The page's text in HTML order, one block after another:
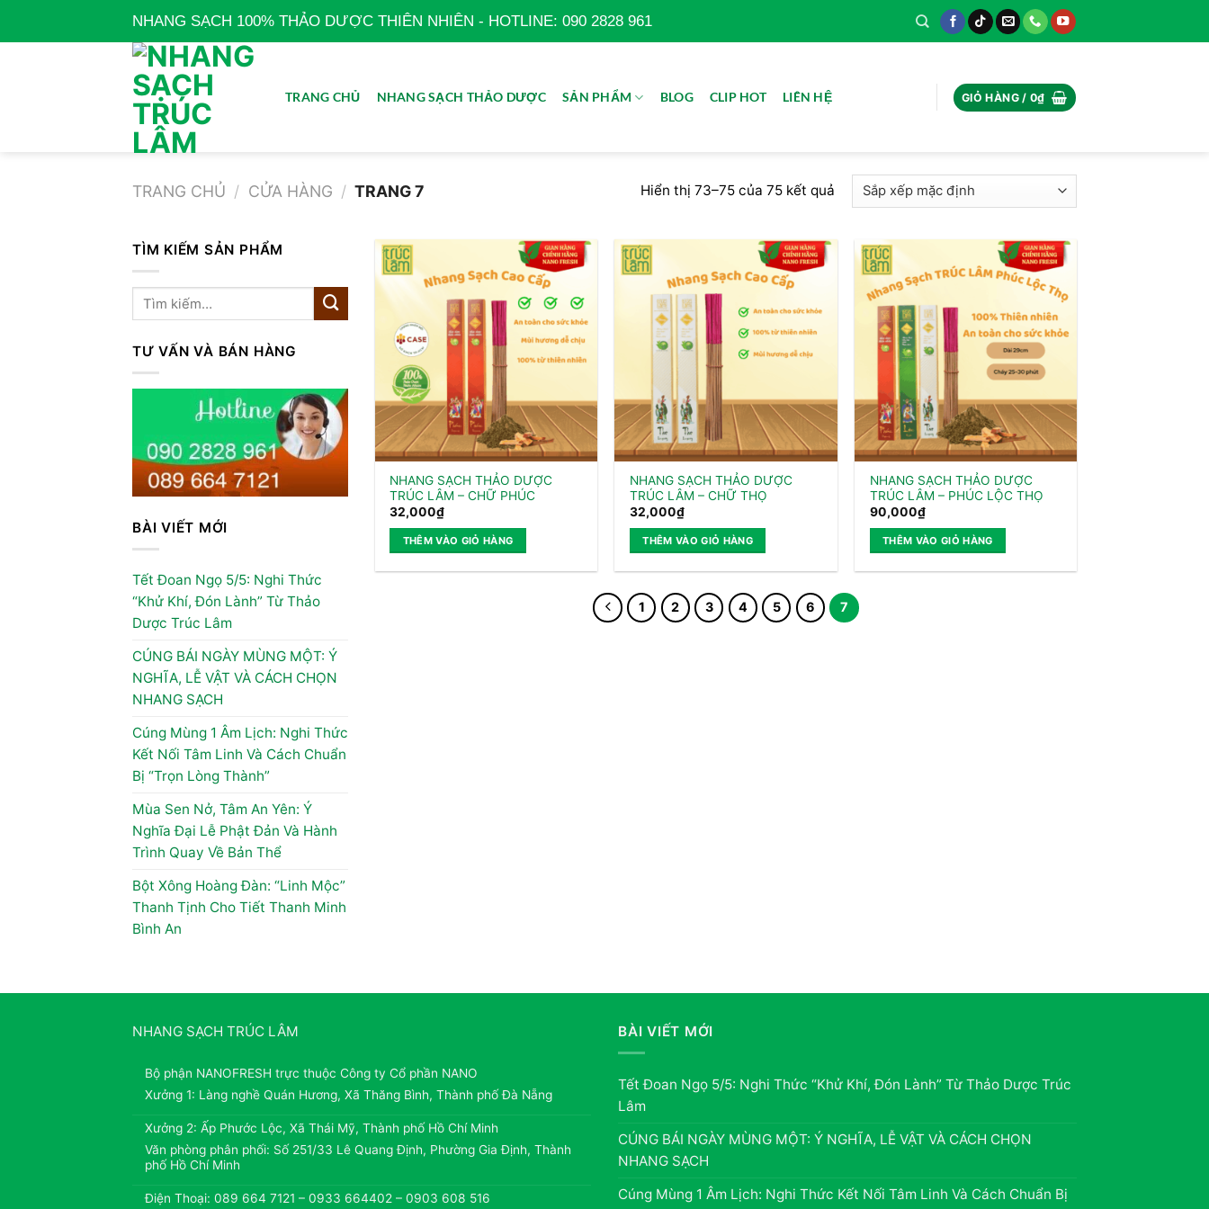
NHANG SẠCH 100% THẢO DƯỢC THIÊN NHIÊN - HOTLINE: 090 2828 961
TRANG CHỦ NHANG SẠCH THẢO DƯỢC SẢN PHẨM BLOG CLIP HOT LIÊN HỆ GIỎ HÀNG /0₫
TRANG CHỦ / CỬA HÀNG / TRANG 7 Hiển thị 73–75 của 75 kết quả
TÌM KIẾM SẢN PHẨM
TƯ VẤN VÀ BÁN HÀNG
BÀI VIẾT MỚI
Tết Đoan Ngọ 5/5: Nghi Thức
“Khử Khí, Đón Lành” Từ Thảo
Dược Trúc Lâm
CÚNG BÁI NGÀY MÙNG MỘT: Ý
NGHĨA, LỄ VẬT VÀ CÁCH CHỌN
NHANG SẠCH
Cúng Mùng 1 Âm Lịch: Nghi Thức
Kết Nối Tâm Linh Và Cách Chuẩn
Bị “Trọn Lòng Thành”
Mùa Sen Nở, Tâm An Yên: Ý
Nghĩa Đại Lễ Phật Đản Và Hành
Trình Quay Về Bản Thể
Bột Xông Hoàng Đàn: “Linh Mộc”
Thanh Tịnh Cho Tiết Thanh Minh
Bình An
NHANG SẠCH THẢO DƯỢC
TRÚC LÂM – CHỮ PHÚC
32,000₫
THÊM VÀO GIỎ HÀNG
NHANG SẠCH THẢO DƯỢC
TRÚC LÂM – CHỮ THỌ
32,000₫
THÊM VÀO GIỎ HÀNG
NHANG SẠCH THẢO DƯỢC
TRÚC LÂM – PHÚC LỘC THỌ
90,000₫
THÊM VÀO GIỎ HÀNG
1 2 3 4 5 6 7
NHANG SẠCH TRÚC LÂM
Bộ phận NANOFRESH trực thuộc Công ty Cổ phần NANO
Xưởng 1: Làng nghề Quán Hương, Xã Thăng Bình, Thành phố Đà Nẵng
Xưởng 2: Ấp Phước Lộc, Xã Thái Mỹ, Thành phố Hồ Chí Minh
Văn phòng phân phối: Số 251/33 Lê Quang Định, Phường Gia Định, Thành
phố Hồ Chí Minh
Điện Thoại: 089 664 7121 – 0933 664402 – 0903 608 516
BÀI VIẾT MỚI
Tết Đoan Ngọ 5/5: Nghi Thức “Khử Khí, Đón Lành” Từ Thảo Dược Trúc
Lâm
CÚNG BÁI NGÀY MÙNG MỘT: Ý NGHĨA, LỄ VẬT VÀ CÁCH CHỌN
NHANG SẠCH
Cúng Mùng 1 Âm Lịch: Nghi Thức Kết Nối Tâm Linh Và Cách Chuẩn Bị